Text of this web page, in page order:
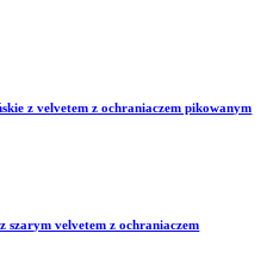
z velvetem z ochraniaczem pikowanym
szarym velvetem z ochraniaczem